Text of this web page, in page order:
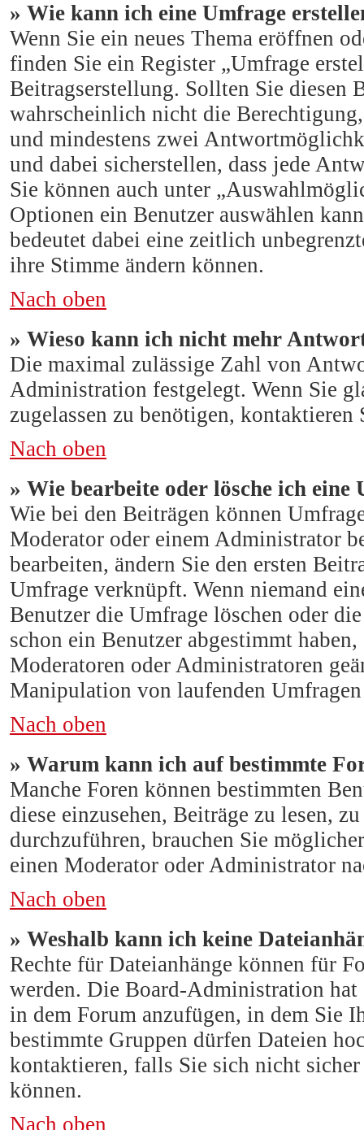
» Wie kann ich eine Umfrage
Wenn Sie ein neues Thema eröffnen
finden Sie ein Register „Umfrage
Beitragserstellung. Sollten Sie diesen
wahrscheinlich nicht die
und mindestens zwei
und dabei sicherstellen, dass jede
Sie können auch unter
Optionen ein Benutzer auswählen
bedeutet dabei eine zeitlich
ihre Stimme ändern können.
Nach oben
» Wieso kann ich nicht mehr
Die maximal zulässige Zahl von
Administration festgelegt. Wenn Sie
zugelassen zu benötigen,
Nach oben
» Wie bearbeite oder lösche ich eine
Wie bei den Beiträgen können
Moderator oder einem Administrator
bearbeiten, ändern Sie den ersten
Umfrage verknüpft. Wenn niemand
Benutzer die Umfrage löschen oder
schon ein Benutzer abgestimmt
Moderatoren oder Administratoren
Manipulation von laufenden
Nach oben
» Warum kann ich auf bestimmte
Manche Foren können bestimmten
diese einzusehen, Beiträge zu lesen,
durchzuführen, brauchen Sie
einen Moderator oder Administrator
Nach oben
» Weshalb kann ich keine
Rechte für Dateianhänge können für
werden. Die Board-Administration
in dem Forum anzufügen, in dem Sie
bestimmte Gruppen dürfen Dateien
kontaktieren, falls Sie sich nicht
können.
Nach oben